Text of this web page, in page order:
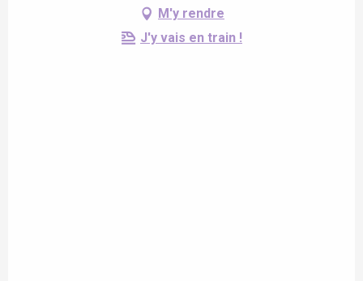
M'y rendre
J'y vais en train !